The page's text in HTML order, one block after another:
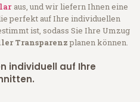
aus, und wir liefern Ihnen eine
perfekt auf Ihre individuellen
ist, sodass Sie Ihre Umzug
Transparenzplanen können.
individuell auf Ihre